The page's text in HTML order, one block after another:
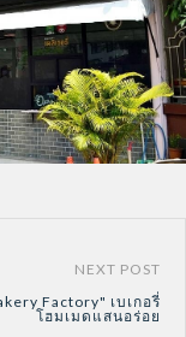
NEXT POST
Factory" เบเกอรี่
โฮมเมดแสนอร่อย